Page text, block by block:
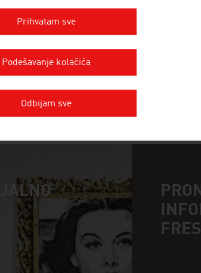
AKTIENGESELLSCHAFT
drvne pulpe i vlakni preduzeće
tekstila i netkane tkanine.
Prihvatam sve
Podešavanje kolačića
Odbijam sve